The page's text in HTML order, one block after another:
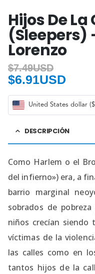
Hijos De La
(Sleepers)
Lorenzo
$7.49USD
$6.91USD
United States dollar
DESCRIPCIÓN
Como Harlem o el
del infierno») era, a
barrio marginal
sobrados de
niños crecían siendo
víctimas de la
las calles como en
tantos hijos de la